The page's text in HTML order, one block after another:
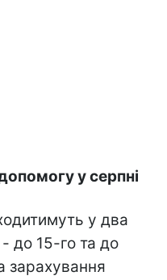
у серпні
у два
до 15-го та до
зарахування